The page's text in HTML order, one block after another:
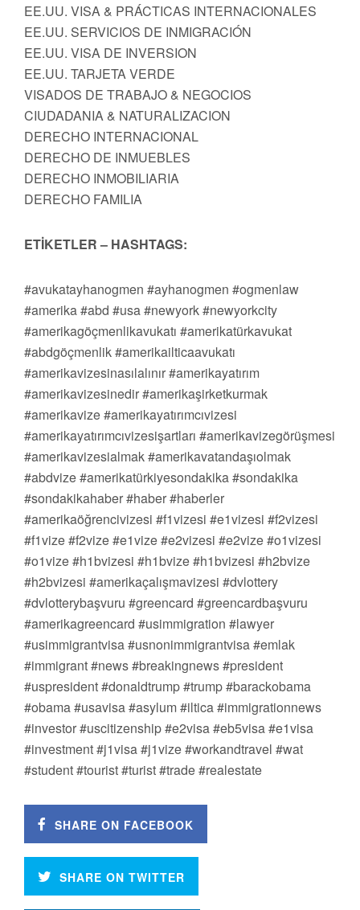
EE.UU. VISA & PRÁCTICAS INTERNACIONALES
EE.UU. SERVICIOS DE INMIGRACIÓN
EE.UU. VISA DE INVERSION
EE.UU. TARJETA VERDE
VISADOS DE TRABAJO & NEGOCIOS
CIUDADANIA & NATURALIZACION
DERECHO INTERNACIONAL
DERECHO DE INMUEBLES
DERECHO INMOBILIARIA
DERECHO FAMILIA
ETİKETLER – HASHTAGS:
#avukatayhanogmen #ayhanogmen #ogmenlaw
#amerika #abd #usa #newyork #newyorkcity
#amerikagöçmenlikavukatı #amerikatürkavukat
#abdgöçmenlik #amerikailticaavukatı
#amerikavizesinasılalınır #amerikayatırım
#amerikavizesinedir #amerikaşirketkurmak
#amerikavize #amerikayatırımcıvizesi
#amerikayatırımcıvizesişartları #amerikavizegörüşmesi
#amerikavizesialmak #amerikavatandaşıolmak
#abdvize #amerikatürkiyesondakika #sondakika
#sondakikahaber #haber #haberler
#amerikaöğrencivizesi #f1vizesi #e1vizesi #f2vizesi
#f1vize #f2vize #e1vize #e2vizesi #e2vize #o1vizesi
#o1vize #h1bvizesi #h1bvize #h1bvizesi #h2bvize
#h2bvizesi #amerikaçalışmavizesi #dvlottery
#dvlotterybaşvuru #greencard #greencardbaşvuru
#amerikagreencard #usimmigration #lawyer
#usimmigrantvisa #usnonimmigrantvisa #emlak
#immigrant #news #breakingnews #president
#uspresident #donaldtrump #trump #barackobama
#obama #usavisa #asylum #iltica #immigrationnews
#investor #uscitizenship #e2visa #eb5visa #e1visa
#investment #j1visa #j1vize #workandtravel #wat
#student #tourist #turist #trade #realestate
SHARE ON FACEBOOK
SHARE ON TWITTER